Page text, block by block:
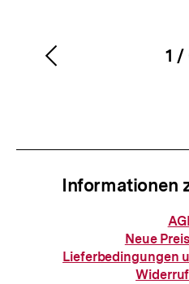
1 /
Vorherigen
Informationen
Neue
Lieferbedingungen